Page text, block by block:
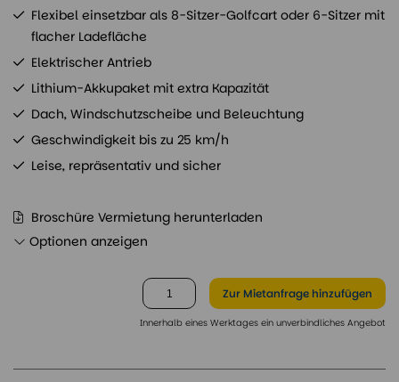
Flexibel einsetzbar als 8-Sitzer-Golfcart oder 6-Sitzer mit
flacher Ladefläche
Elektrischer Antrieb
Lithium-Akkupaket mit extra Kapazität
Dach, Windschutzscheibe und Beleuchtung
Geschwindigkeit bis zu 25 km/h
Leise, repräsentativ und sicher
Broschüre Vermietung herunterladen
Optionen anzeigen
Zur Mietanfrage hinzufügen
Innerhalb eines Werktages ein unverbindliches Angebot